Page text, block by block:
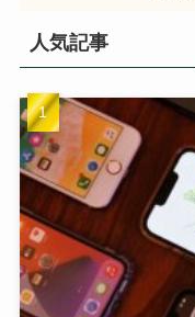
人気記事